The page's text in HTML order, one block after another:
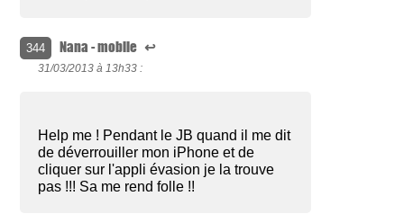
344 Nana - mobile ↩
31/03/2013 à 13h33 :
Help me ! Pendant le JB quand il me dit
de déverrouiller mon iPhone et de
cliquer sur l'appli évasion je la trouve
pas !!! Sa me rend folle !!